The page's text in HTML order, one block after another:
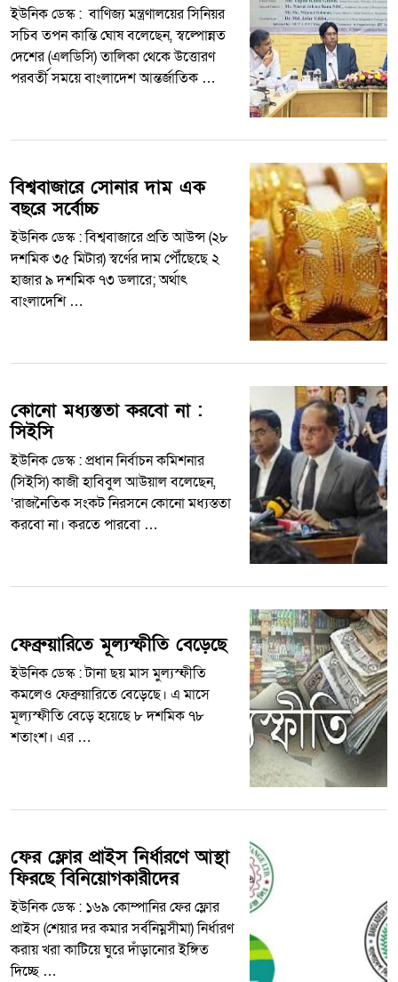
ইউনিক ডেস্ক : বাণিজ্য মন্ত্রণালয়ের সিনিয়র
সচিব তপন কান্তি ঘোষ বলেছেন, স্বল্পোন্নত
দেশের (এলডিসি) তালিকা থেকে উত্তোরণ
পরবর্তী সময়ে বাংলাদেশ আন্তর্জাতিক …
বিশ্ববাজারে সোনার দাম এক
বছরে সর্বোচ্চ
ইউনিক ডেস্ক : বিশ্ববাজারে প্রতি আউন্স (২৮
দশমিক ৩৫ মিটার) স্বর্ণের দাম পৌঁছেছে ২
হাজার ৯ দশমিক ৭৩ ডলারে; অর্থাৎ
বাংলাদেশি …
কোনো মধ্যস্ততা করবো না :
সিইসি
ইউনিক ডেস্ক : প্রধান নির্বাচন কমিশনার
(সিইসি) কাজী হাবিবুল আউয়াল বলেছেন,
‘রাজনৈতিক সংকট নিরসনে কোনো মধ্যস্ততা
করবো না। করতে পারবো …
ফেব্রুয়ারিতে মূল্যস্ফীতি বেড়েছে
ইউনিক ডেস্ক : টানা ছয় মাস মুল্যস্ফীতি
কমলেও ফেব্রুয়ারিতে বেড়েছে। এ মাসে
মূল্যস্ফীতি বেড়ে হয়েছে ৮ দশমিক ৭৮
শতাংশ। এর …
ফের ফ্লোর প্রাইস নির্ধারণে আস্থা
ফিরছে বিনিয়োগকারীদের
ইউনিক ডেস্ক : ১৬৯ কোম্পানির ফের ফ্লোর
প্রাইস (শেয়ার দর কমার সর্বনিম্নসীমা) নির্ধারণ
করায় খরা কাটিয়ে ঘুরে দাঁড়ানোর ইঙ্গিত
দিচ্ছে …